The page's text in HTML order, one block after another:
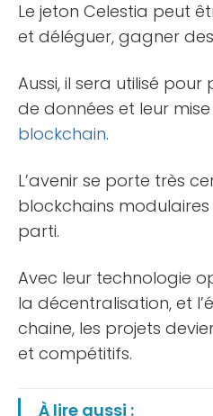
Le jeton Celestia peut
et déléguer, gagner
Aussi, il sera utilisé
de données et leur
blockchain.
L’avenir se porte très
blockchains
parti.
Avec leur technologie
la décentralisation, et
chaine, les projets
et compétitifs.
À lire aussi :